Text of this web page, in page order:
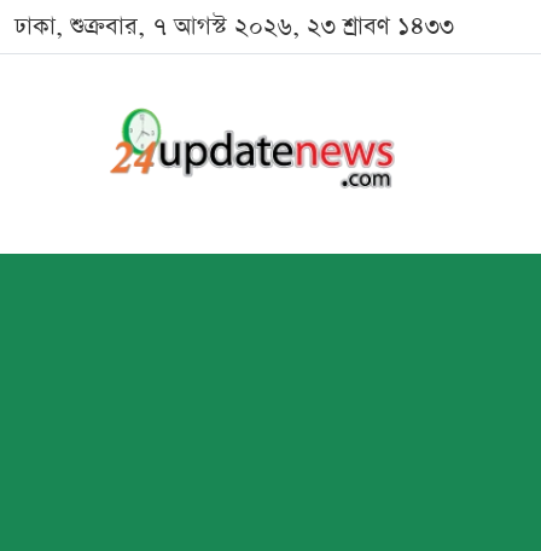
ঢাকা, শুক্রবার, ৭ আগস্ট ২০২৬, ২৩ শ্রাবণ ১৪৩৩